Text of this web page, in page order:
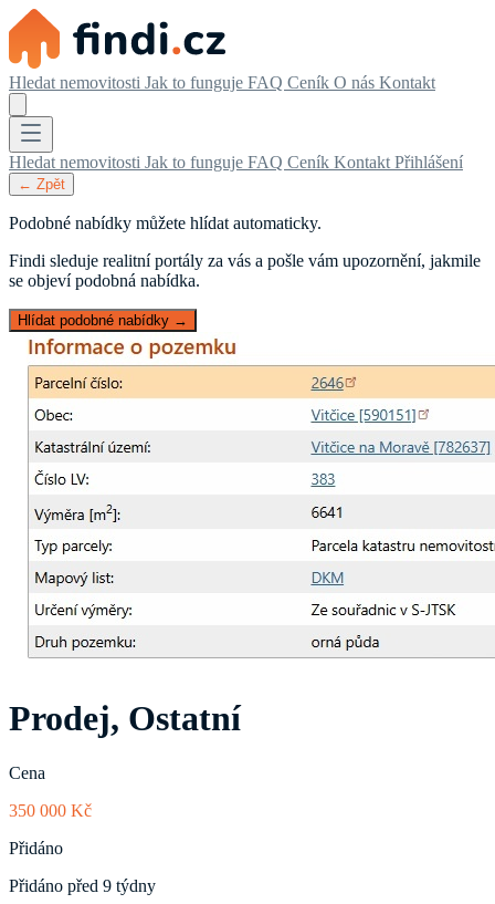
Hledat nemovitosti Jak to funguje FAQ Ceník O nás Kontakt
Hledat nemovitosti Jak to funguje FAQ Ceník Kontakt Přihlášení
← Zpět
Podobné nabídky můžete hlídat automaticky.
Findi sleduje realitní portály za vás a pošle vám upozornění, jakmile
se objeví podobná nabídka.
Hlídat podobné nabídky →
Prodej, Ostatní
Cena
350 000 Kč
Přidáno
Přidáno před 9 týdny